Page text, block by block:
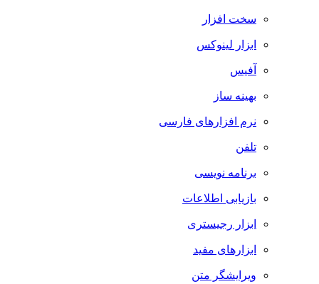
سخت افزار
ابزار لینوکس
آفیس
بهینه ساز
نرم افزارهای فارسی
تلفن
برنامه نویسی
بازیابی اطلاعات
ابزار رجیستری
ابزارهای مفید
ویرایشگر متن